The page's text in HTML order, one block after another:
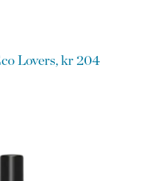
Lovers, kr 204